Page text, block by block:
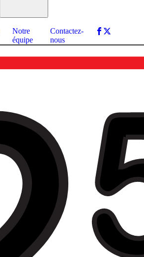
Notre
équipe
Contactez-
nous